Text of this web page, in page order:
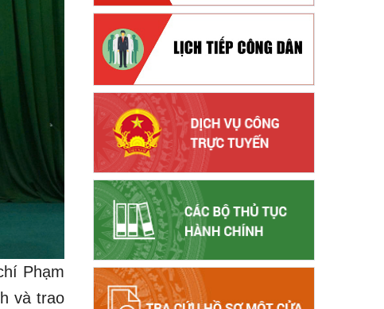
Phạm
và trao